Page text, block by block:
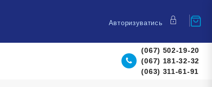
Авторизуватись
(067) 502-19-20
(067) 181-32-32
(063) 311-61-91